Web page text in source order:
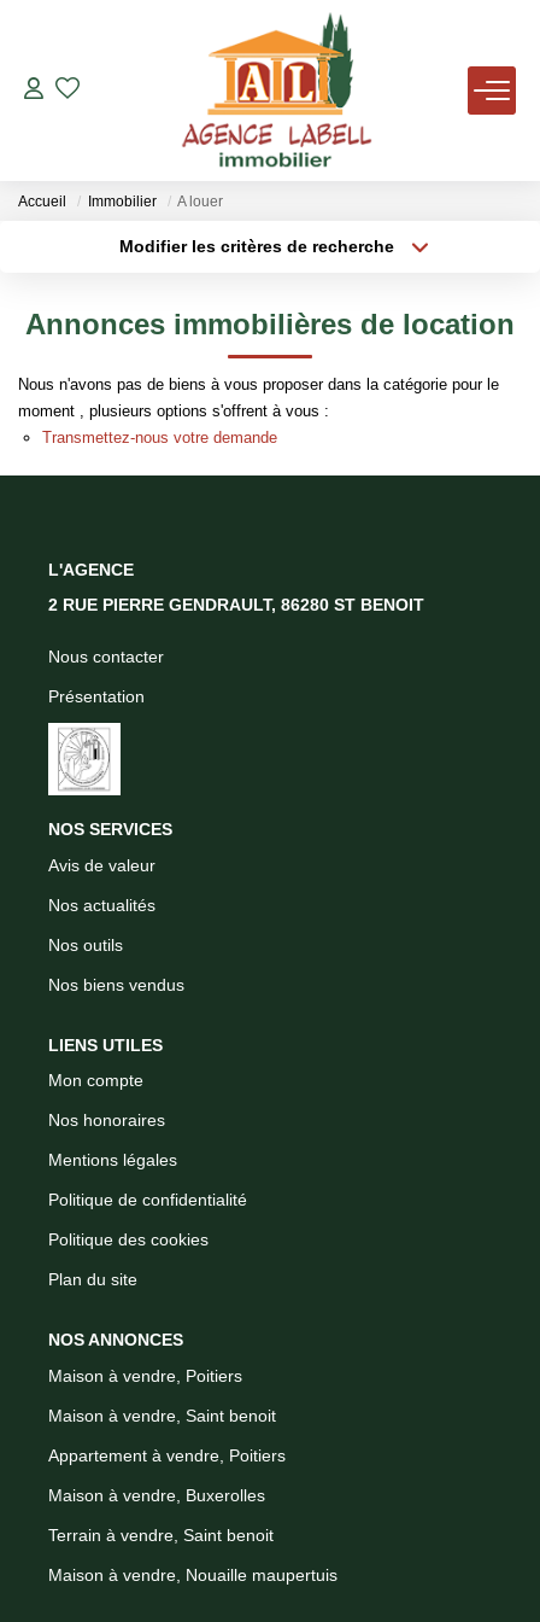
VENTES
LOCATIONS
AGENCE
NOUS REJOINDRE
TÉMOIGNAGES
Accueil Immobilier A louer
Modifier les critères de recherche
Plus de critères
Annonces immobilières de location
Nous n'avons pas de biens à vous proposer dans la catégorie pour le
moment , plusieurs options s'offrent à vous :
Transmettez-nous votre demande
L'AGENCE
2 RUE PIERRE GENDRAULT, 86280 ST BENOIT
Nous contacter
Présentation
NOS SERVICES
Avis de valeur
Nos actualités
Nos outils
Nos biens vendus
LIENS UTILES
Mon compte
Nos honoraires
Mentions légales
Politique de confidentialité
Politique des cookies
Plan du site
NOS ANNONCES
Maison à vendre, Poitiers
Maison à vendre, Saint benoit
Appartement à vendre, Poitiers
Maison à vendre, Buxerolles
Terrain à vendre, Saint benoit
Maison à vendre, Nouaille maupertuis